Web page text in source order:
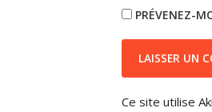
PRÉVENEZ-
Ce site utilise